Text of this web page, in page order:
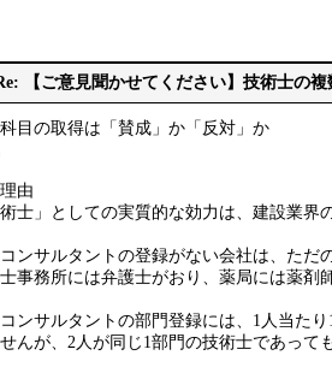
【ご意見聞かせてください】技術士の
科目の取得は「賛成」か「反対」か
由
士」としての実質的な効力は、建設業界
ンサルタントの登録がない会社は、ただ
事務所には弁護士がおり、薬局には薬剤
ンサルタントの部門登録には、1人当た
んが、2人が同じ1部門の技術士であっ